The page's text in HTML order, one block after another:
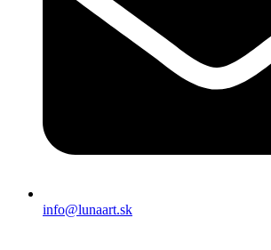
info@lunaart.sk